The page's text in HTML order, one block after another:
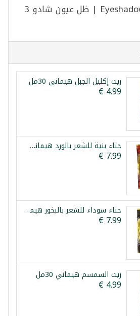
Eyeshadow Body Collection | ظل عيون شادو 3
زيت إكليل الجبل هيماني 30مل
حناء بنية للشعر بالورد هيماني 150غ
حناء سوداء للشعر بالبخور هيماني 150غ
زيت السمسم هيماني 30مل